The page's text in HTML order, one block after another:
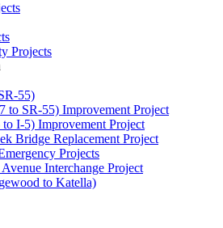
Projects
55)
to SR-55) Improvement Project
I-5) Improvement Project
Bridge Replacement Project
Projects
Interchange Project
to Katella)